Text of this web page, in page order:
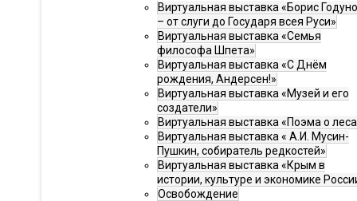
Виртуальная выставка «Борис
– от слуги до Государя всея Руси»
Виртуальная выставка «Семья
философа Шпета»
Виртуальная выставка «С Днём
рождения, Андерсен!»
Виртуальная выставка «Музей и его
создатели»
Виртуальная выставка «Поэма о
Виртуальная выставка « А.И. Мусин-
Пушкин, собиратель редкостей»
Виртуальная выставка «Крым в
истории, культуре и экономике
Освобождение